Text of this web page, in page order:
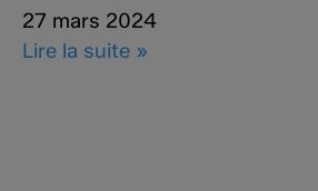
27 mars 2024
Lire la suite »